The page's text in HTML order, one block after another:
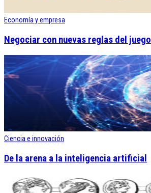
Economía y empresa
Negociar con nuevas reglas del juego
Ciencia e innovación
De la arena a la inteligencia artificial